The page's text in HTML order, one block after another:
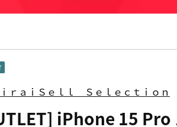
ｒａｉＳｅｌｌ Ｓｅｌｅｃｔｉｏｎ
iPhone 15 Pro